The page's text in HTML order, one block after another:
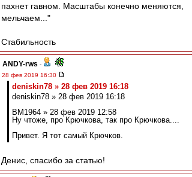
пахнет гавном. Масштабы конечно меняются,
мельчаем..."
Стабильность
ANDY-rws -
28 фев 2019 16:30
deniskin78 » 28 фев 2019 16:18
deniskin78 » 28 фев 2019 16:18
BM1964 » 28 фев 2019 12:58
Ну чтоже, про Крючкова, так про Крючкова....
Привет. Я тот самый Крючков.
Денис, спасибо за статью!